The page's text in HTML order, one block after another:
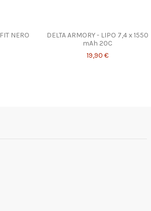
NERO
DELTA ARMORY - LIPO 7,4 x 1550
mAh 20C
19,90 €